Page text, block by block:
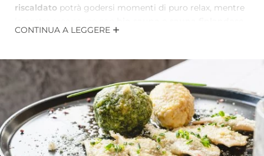
riscaldato potrà godersi momenti di puro relax, mentre
garantisce un calore profondo e rigenerante.
nuova energia, in un’atmosfera intima e con vista sulla
natura. Come piccolo e raffinatohotel wellness a
Vipiteno, il Lahnerhof combina con eleganza vacanza
attiva e momenti di relax.
CONTINUA A LEGGERE